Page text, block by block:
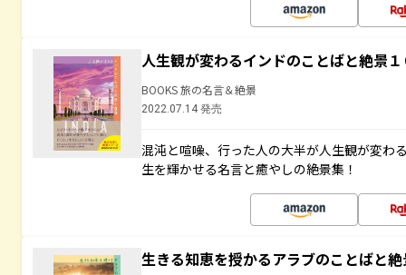
人生観が変わるインドのことばと絶景
BOOKS 旅の名言＆絶景
2022.07.14 発売
混沌と喧噪、行った人の大半が人生観が変わ
生を輝かせる名言と癒やしの絶景集！
生きる知恵を授かるアラブのことばと